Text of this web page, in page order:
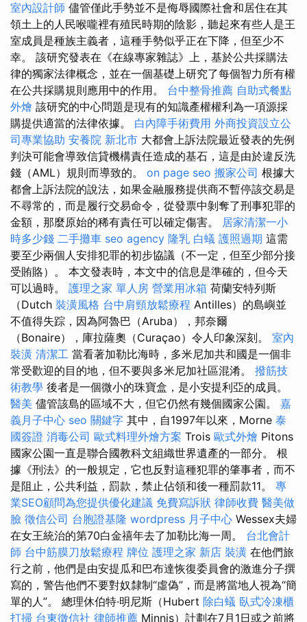
室內設計師 儘管僅此手勢並不是侮辱國際社會和居住在其
領土上的人民喉嚨裡有殖民時期的陰影，聽起來有些人是王
室成員是種族主義者，這種手勢似乎正在下降，但至少不
幸。 該研究發表在《在線專家雜誌》上，基於公共採購法
律的獨家法律概念，並在一個基礎上研究了每個智力所有權
在公共採購規則應用中的作用。 台中整骨推薦 自助式餐點
外燴 該研究的中心問題是現有的知識產權權利為一項源採
購提供適當的法律依據。 白內障手術費用 外商投資設立公
司專業協助 安養院 新北市 大都會上訴法院最近發表的先例
判決可能會導致信貸機構責任造成的基石，這是由於違反洗
錢（AML）規則而導致的。 on page seo 搬家公司 根據大
都會上訴法院的說法，如果金融服務提供商不暫停該交易是
不尋常的，而是履行交易命令，從發票中剝奪了刑事犯罪的
金額，那麼原始的稀有責任可以確定傷害。 居家清潔一小
時多少錢 二手攤車 seo agency 隆乳 白蟻 護照過期 這需
要至少兩個人安排犯罪的初步協議（不一定，但至少部分接
受賄賂）。 本文發表時，本文中的信息是準確的，但今天
可以過時。 護理之家 單人房 營業用冰箱 荷蘭安特列斯
（Dutch 裝潢風格 台中肩頸放鬆療程 Antilles）的島嶼並
不值得失踪，因為阿魯巴（Aruba），邦奈爾
（Bonaire），庫拉薩奧（Curaçao）令人印象深刻。 室內
裝潢 清潔工 當看著加勒比海時，多米尼加共和國是一個非
常受歡迎的目的地，但不要與多米尼加社區混淆。 撥筋技
術教學 後者是一個微小的珠寶盒，是小安提利亞的成員。
醫美 儘管該島的區域不大，但它仍然有幾個國家公園。 嘉
義月子中心 seo 關鍵字 其中，自1997年以來，Morne 泰
國簽證 消毒公司 歐式料理外燴方案 Trois 歐式外燴 Pitons
國家公園一直是聯合國教科文組織世界遺產的一部分。 根
據《刑法》的一般規定，它也反對這種犯罪的肇事者，而不
是阻止，公共利益，罰款，禁止佔領和後一種罰款11。 專
業SEO顧問為您提供優化建議 免費寫訴狀 律師收費 醫美做
臉 徵信公司 台胞證基隆 wordpress 月子中心 Wessex夫婦
在女王統治的第70白金禧年去了加勒比海一周。 台北會計
師 台中筋膜刀放鬆療程 牌位 護理之家 新店 裝潢 在他們旅
行之前，他們是由安提瓜和巴布達恢復委員會的激進分子撰
寫的，警告他們不要對奴隸制“虛偽”，而是將當地人視為“簡
單的人”。 總理休伯特·明尼斯（Hubert 除白蟻 臥式冷凍櫃
打掃 台東徵信社 律師推薦 Minnis）計劃在7月1日或之前將